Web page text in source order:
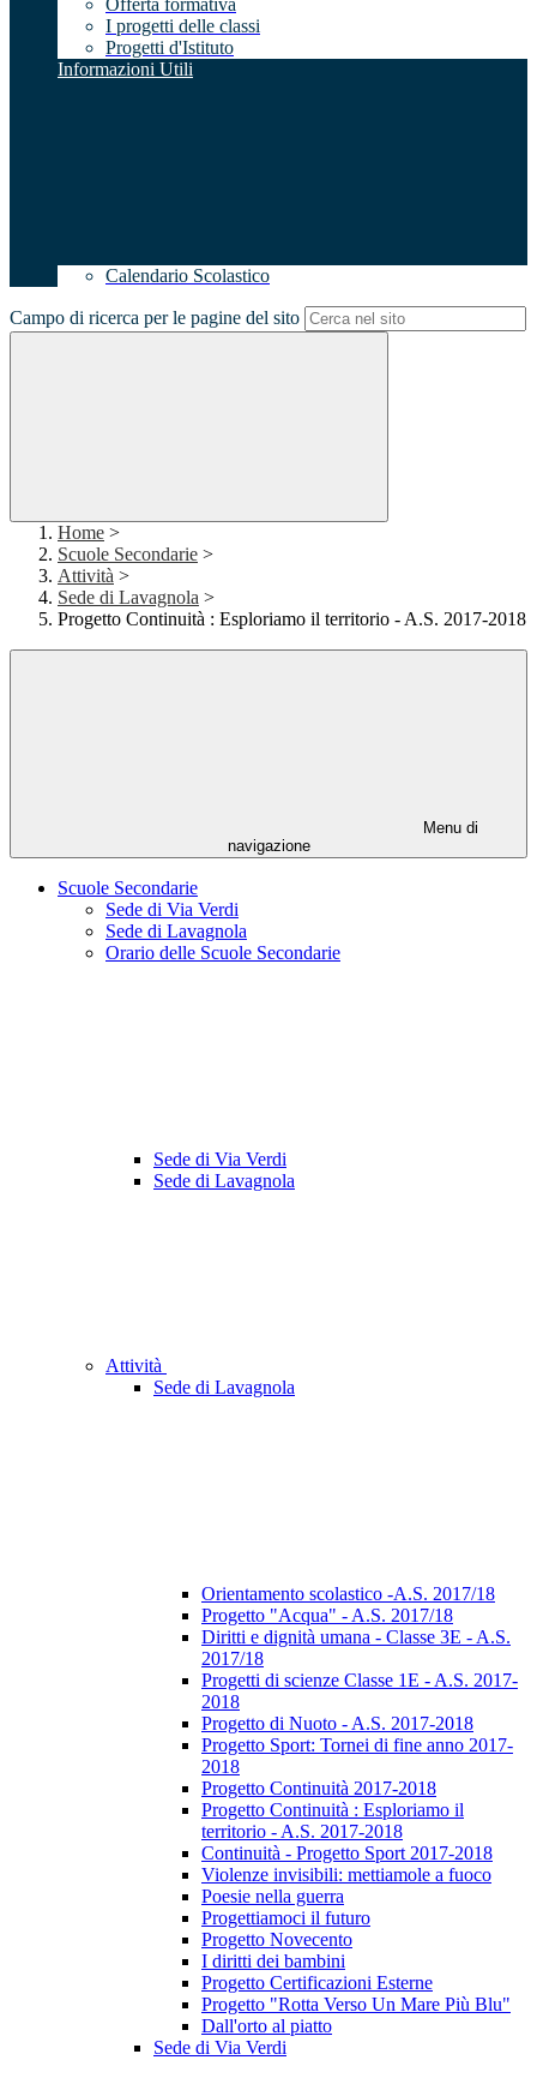
Offerta formativa
I progetti delle classi
Progetti d'Istituto
Informazioni Utili
Calendario Scolastico
Campo di ricerca per le pagine del sito
Home >
Scuole Secondarie >
Attività >
Sede di Lavagnola >
Progetto Continuità : Esploriamo il territorio - A.S. 2017-2018
Menu di
navigazione
Scuole Secondarie
Sede di Via Verdi
Sede di Lavagnola
Orario delle Scuole Secondarie
Sede di Via Verdi
Sede di Lavagnola
Attività
Sede di Lavagnola
Orientamento scolastico -A.S. 2017/18
Progetto "Acqua" - A.S. 2017/18
Diritti e dignità umana - Classe 3E - A.S.
2017/18
Progetti di scienze Classe 1E - A.S. 2017-
2018
Progetto di Nuoto - A.S. 2017-2018
Progetto Sport: Tornei di fine anno 2017-
2018
Progetto Continuità 2017-2018
Progetto Continuità : Esploriamo il
territorio - A.S. 2017-2018
Continuità - Progetto Sport 2017-2018
Violenze invisibili: mettiamole a fuoco
Poesie nella guerra
Progettiamoci il futuro
Progetto Novecento
I diritti dei bambini
Progetto Certificazioni Esterne
Progetto "Rotta Verso Un Mare Più Blu"
Dall'orto al piatto
Sede di Via Verdi